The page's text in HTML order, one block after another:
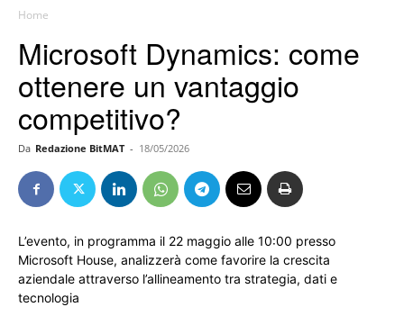
Home
Microsoft Dynamics: come
ottenere un vantaggio
competitivo?
Da Redazione BitMAT - 18/05/2026
L’evento, in programma il 22 maggio alle 10:00 presso
Microsoft House, analizzerà come favorire la crescita
aziendale attraverso l’allineamento tra strategia, dati e
tecnologia